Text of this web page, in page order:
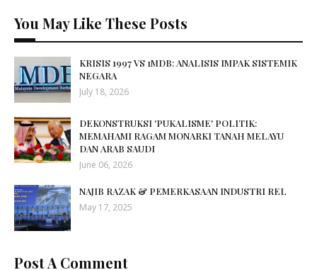
You May Like These Posts
KRISIS 1997 VS 1MDB: ANALISIS IMPAK SISTEMIK
NEGARA
July 18, 2026
DEKONSTRUKSI 'PUKALISME' POLITIK:
MEMAHAMI RAGAM MONARKI TANAH MELAYU
DAN ARAB SAUDI
June 06, 2026
NAJIB RAZAK & PEMERKASAAN INDUSTRI REL
May 17, 2025
Post A Comment